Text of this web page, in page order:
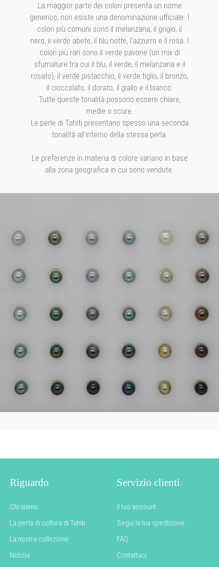
La maggior parte dei colori presenta un nome
generico, non esiste una denominazione ufficiale. I
colori più comuni sono il melanzana, il grigio, il
nero, il verde abete, il blu notte, l’azzurro e il rosa. I
colori più rari sono il verde pavone (un mix di
sfumature tra cui il blu, il verde, il melanzana e il
rosato), il verde pistacchio, il verde tiglio, il bronzo,
il cioccolato, il dorato, il giallo e il bianco.
Tutte queste tonalità possono essere chiare,
medie o scure.
Le perle di Tahiti presentano spesso una seconda
tonalità all’interno della stessa perla.
Le preferenze in materia di colore variano in base
alla zona geografica in cui sono vendute.
Riguardo
Chi siamo
La perla di coltura di Tahiti
La nostra collezione
Notizia
Servizio clienti
Il tuo account
Segui la tua spedizione
FAQ
Contattaci